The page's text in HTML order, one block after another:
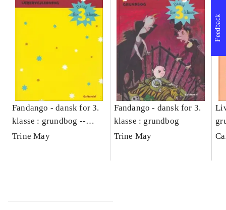
Fandango - dansk for 3.
klasse : grundbog --
Lærervejledning
Trine May
Fandango - dansk for 3.
klasse : grundbog
Trine May
Feedback